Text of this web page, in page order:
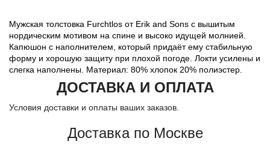
Мужская толстовка Furchtlos от Erik and Sons с вышитым
нордическим мотивом на спине и высоко идущей молнией.
Капюшон с наполнителем, который придаёт ему стабильную
форму и хорошую защиту при плохой погоде. Локти усилены и
слегка наполнены. Материал: 80% хлопок 20% полиэстер.
ДОСТАВКА И ОПЛАТА
Условия доставки и оплаты ваших заказов.
Доставка по Москве